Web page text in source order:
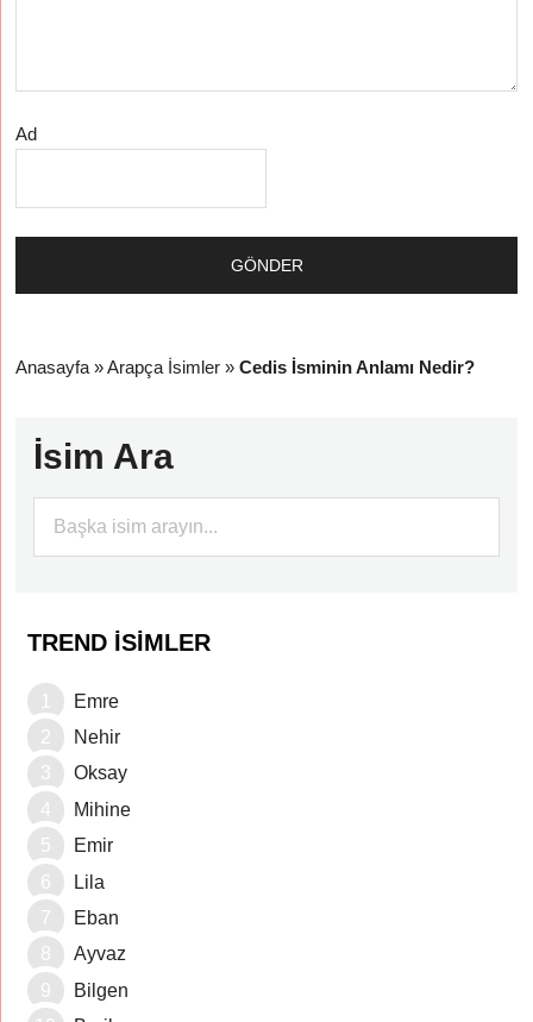
Ad
Anasayfa »Arapça İsimler »Cedis İsminin Anlamı Nedir?
İsim Ara
TREND İSIMLER
Emre
Nehir
Oksay
Mihine
Emir
Lila
Eban
Ayvaz
Bilgen